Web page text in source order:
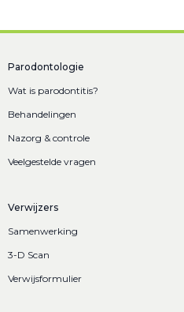
Parodontologie
Wat is parodontitis?
Behandelingen
Nazorg & controle
Veelgestelde vragen
Verwijzers
Samenwerking
3-D Scan
Verwijsformulier